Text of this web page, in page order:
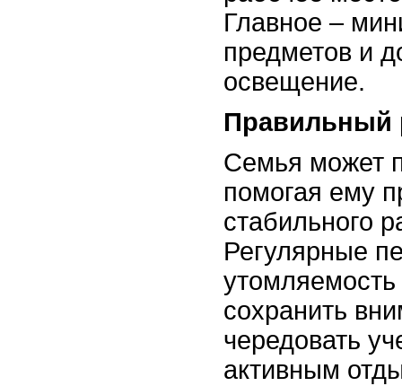
Главное –
предметов и
освещение.
Правильный
Семья может
помогая ему
стабильного
Регулярные
сохранить
чередовать
активным